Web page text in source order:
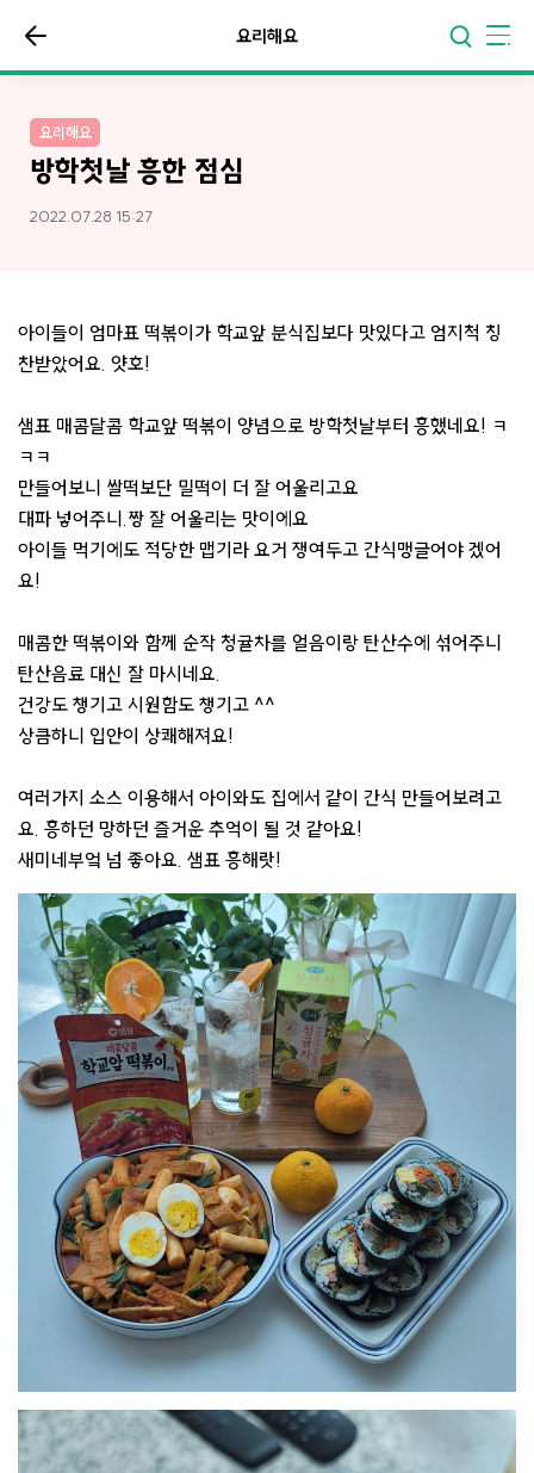
요리해요
요리해요
방학첫날 흥한 점심
2022.07.28 15:27
아이들이 엄마표 떡볶이가 학교앞 분식집보다 맛있다고 엄지척 칭
찬받았어요. 얏호!
샘표 매콤달콤 학교앞 떡볶이 양념으로 방학첫날부터 흥했네요! ㅋ
ㅋㅋ
만들어보니 쌀떡보단 밀떡이 더 잘 어울리고요
대파 넣어주니.짱 잘 어울리는 맛이에요
아이들 먹기에도 적당한 맵기라 요거 쟁여두고 간식맹글어야 겠어
요!
매콤한 떡볶이와 함께 순작 청귤차를 얼음이랑 탄산수에 섞어주니
탄산음료 대신 잘 마시네요.
건강도 챙기고 시원함도 챙기고 ^^
상큼하니 입안이 상쾌해져요!
여러가지 소스 이용해서 아이와도 집에서 같이 간식 만들어보려고
요. 흥하던 망하던 즐거운 추억이 될 것 같아요!
새미네부엌 넘 좋아요. 샘표 흥해랏!